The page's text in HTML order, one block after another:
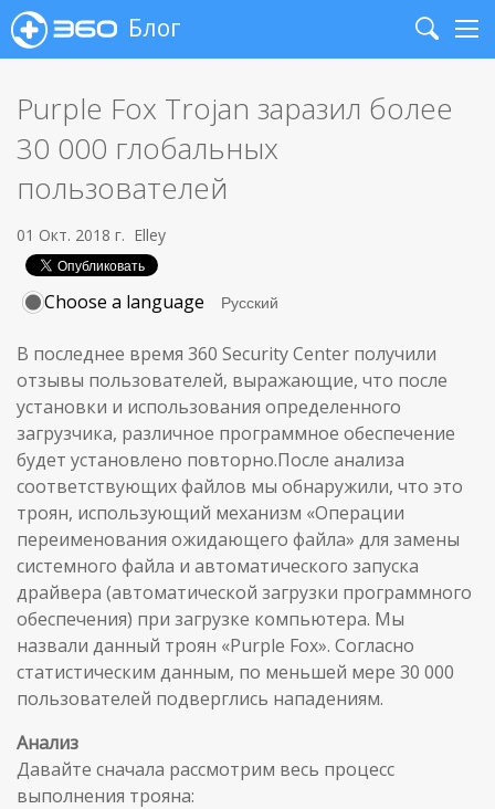
Блог
Search
Purple Fox Trojan заразил более
30 000 глобальных
пользователей
01 Окт. 2018 г. Elley
Choose a language
В последнее время 360 Security Center получили
отзывы пользователей, выражающие, что после
установки и использования определенного
загрузчика, различное программное обеспечение
будет установлено повторно.После анализа
соответствующих файлов мы обнаружили, что это
троян, использующий механизм «Операции
переименования ожидающего файла» для замены
системного файла и автоматического запуска
драйвера (автоматической загрузки программного
обеспечения) при загрузке компьютера. Мы
назвали данный троян «Purple Fox». Согласно
статистическим данным, по меньшей мере 30 000
пользователей подверглись нападениям.
Анализ
Давайте сначала рассмотрим весь процесс
выполнения трояна: